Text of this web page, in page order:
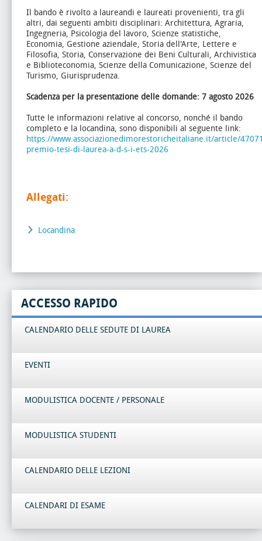
Il bando è rivolto a laureandi e laureati provenienti, tra gli
altri, dai seguenti ambiti disciplinari: Architettura, Agraria,
Ingegneria, Psicologia del lavoro, Scienze statistiche,
Economia, Gestione aziendale, Storia dell'Arte, Lettere e
Filosofia, Storia, Conservazione dei Beni Culturali, Archivistica
e Biblioteconomia, Scienze della Comunicazione, Scienze del
Turismo, Giurisprudenza.
Scadenza per la presentazione delle domande: 7 agosto 2026
Tutte le informazioni relative al concorso, nonché il bando
completo e la locandina, sono disponibili al seguente link:
https://www.associazionedimorestoricheitaliane.it/article/
premio-tesi-di-laurea-a-d-s-i-ets-2026
Allegati:
Locandina
ACCESSO RAPIDO
CALENDARIO DELLE SEDUTE DI LAUREA
EVENTI
MODULISTICA DOCENTE / PERSONALE
MODULISTICA STUDENTI
CALENDARIO DELLE LEZIONI
CALENDARI DI ESAME